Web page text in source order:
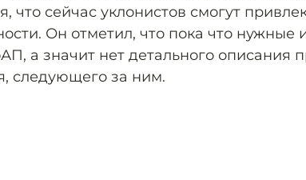
что сейчас уклонистов смогут
Он отметил, что пока что нужные
а значит нет детального описания
следующего за ним.